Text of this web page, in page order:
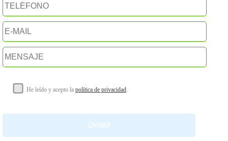
He leído y acepto la política de privacidad.